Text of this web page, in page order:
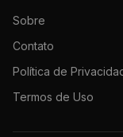
Sobre
Contato
Política de
Termos de Uso